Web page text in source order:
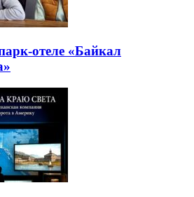
отеле «Байкал